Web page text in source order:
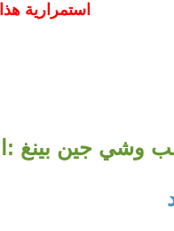
استمرارية
وشي جين بينغ